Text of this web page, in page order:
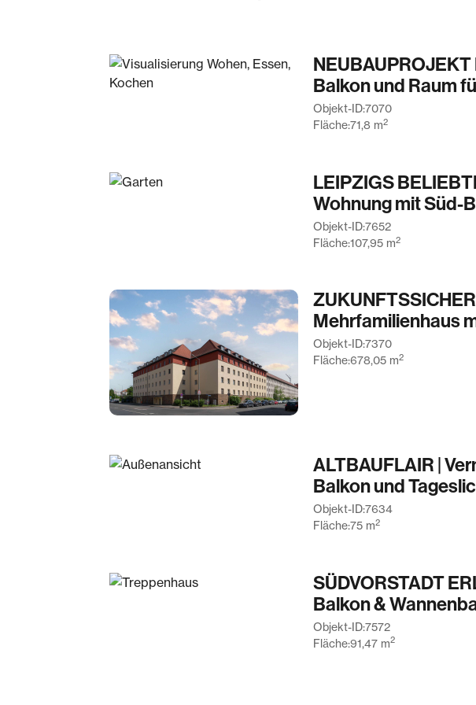
Balkon und Raum
Objekt-ID:7070
Fläche:71,8 m2
LEIPZIGS
Wohnung mit Süd-
Objekt-ID:7652
Fläche:107,95 m2
Mehrfamilienhaus
Objekt-ID:7370
Fläche:678,05 m2
ALTBAUFLAIR |
Balkon und
Objekt-ID:7634
Fläche:75 m2
SÜDVORSTADT
Balkon &
Objekt-ID:7572
Fläche:91,47 m2